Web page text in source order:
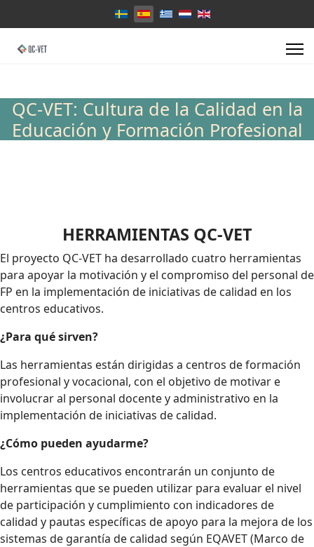
Seleccione su idioma
QC-VET: Cultura de la Calidad en la
Educación y Formación Profesional
HERRAMIENTAS QC-VET
El proyecto QC-VET ha desarrollado cuatro herramientas
para apoyar la motivación y el compromiso del personal de
FP en la implementación de iniciativas de calidad en los
centros educativos.
¿Para qué sirven?
Las herramientas están dirigidas a centros de formación
profesional y vocacional, con el objetivo de motivar e
involucrar al personal docente y administrativo en la
implementación de iniciativas de calidad.
¿Cómo pueden ayudarme?
Los centros educativos encontrarán un conjunto de
herramientas que se pueden utilizar para evaluar el nivel
de participación y cumplimiento con indicadores de
calidad y pautas específicas de apoyo para la mejora de los
sistemas de garantía de calidad según EQAVET (Marco de